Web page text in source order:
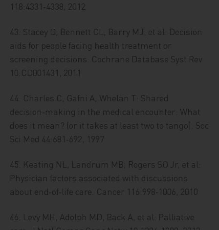
118:4331‑4338, 2012
43. Stacey D, Bennett CL, Barry MJ, et al: Decision
aids for people facing health treatment or
screening decisions. Cochrane Database Syst Rev
10:CD001431, 2011
44. Charles C, Gafni A, Whelan T: Shared
decision‑making in the medical encounter: What
does it mean? (or it takes at least two to tango). Soc
Sci Med 44:681‑692, 1997
45. Keating NL, Landrum MB, Rogers SO Jr, et al:
Physician factors associated with discussions
about end‑of‑life care. Cancer 116:998‑1006, 2010
46. Levy MH, Adolph MD, Back A, et al: Palliative